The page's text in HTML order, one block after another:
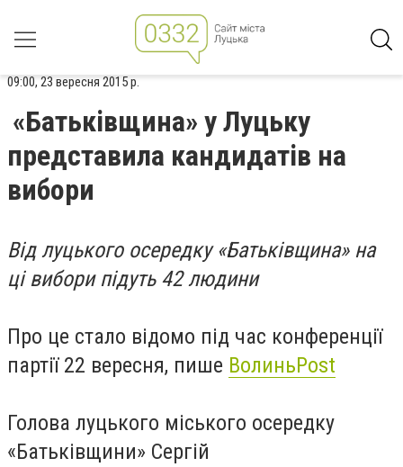
09:00, 23 вересня 2015 р.
«Батьківщина» у Луцьку
представила кандидатів на
вибори
Від луцького осередку «Батьківщина» на
ці вибори підуть 42 людини
Про це стало відомо під час конференції
партії 22 вересня, пише ВолиньPost
Голова луцького міського осередку
«Батьківщини» Сергій